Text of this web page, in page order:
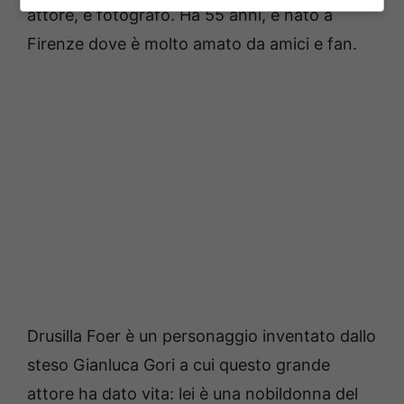
attore, e fotografo. Ha 55 anni, è nato a
Firenze dove è molto amato da amici e fan.
Drusilla Foer è un personaggio inventato dallo
steso Gianluca Gori a cui questo grande
attore ha dato vita: lei è una nobildonna del